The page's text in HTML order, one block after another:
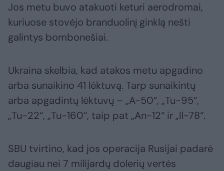
Jos metu buvo atakuoti keturi aerodromai,
kuriuose stovėjo branduolinį ginklą nešti
galintys bombonešiai.
Ukraina skelbia, kad atakos metu apgadino
arba sunaikino 41 lėktuvą. Tarp sunaikintų
arba apgadintų lėktuvų – „A-50“, „Tu-95“,
„Tu-22“, „Tu-160“, taip pat „An-12“ ir „Il-78“.
SBU tvirtino, kad jos operacija Rusijai padarė
daugiau nei 7 milijardų dolerių vertės